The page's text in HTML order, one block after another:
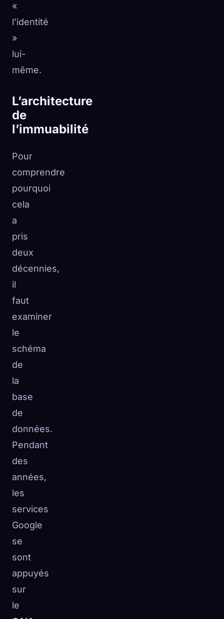
«
l’identité
»
lui-
même.
L’architecture
de
l’immuabilité
Pour
comprendre
pourquoi
cela
a
pris
deux
décennies,
il
faut
examiner
le
schéma
de
la
base
de
données.
Pendant
des
années,
les
services
Google
se
sont
appuyés
sur
le